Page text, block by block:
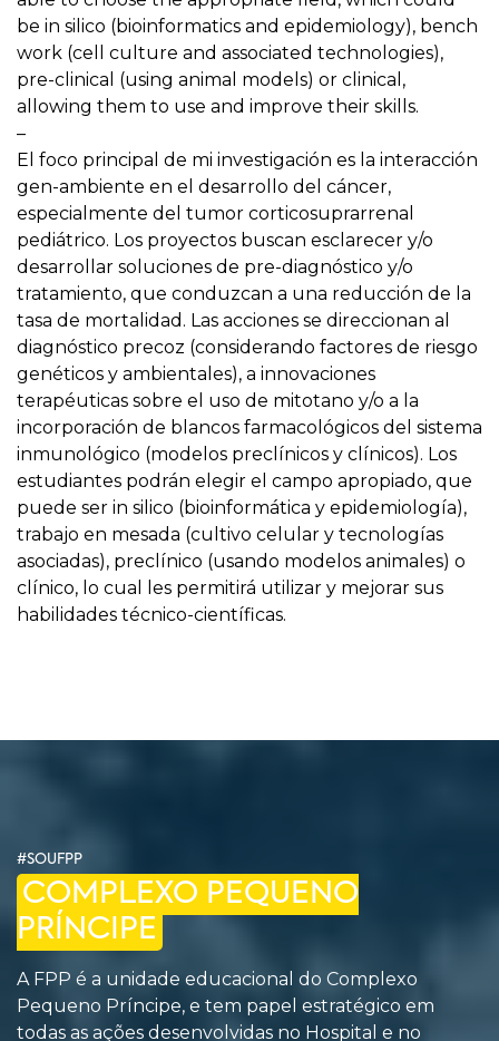
be in silico (bioinformatics and epidemiology), bench
work (cell culture and associated technologies),
pre-clinical (using animal models) or clinical,
allowing them to use and improve their skills.
–
El foco principal de mi investigación es la interacción
gen-ambiente en el desarrollo del cáncer,
especialmente del tumor corticosuprarrenal
pediátrico. Los proyectos buscan esclarecer y/o
desarrollar soluciones de pre-diagnóstico y/o
tratamiento, que conduzcan a una reducción de la
tasa de mortalidad. Las acciones se direccionan al
diagnóstico precoz (considerando factores de riesgo
genéticos y ambientales), a innovaciones
terapéuticas sobre el uso de mitotano y/o a la
incorporación de blancos farmacológicos del sistema
inmunológico (modelos preclínicos y clínicos). Los
estudiantes podrán elegir el campo apropiado, que
puede ser in silico (bioinformática y epidemiología),
trabajo en mesada (cultivo celular y tecnologías
asociadas), preclínico (usando modelos animales) o
clínico, lo cual les permitirá utilizar y mejorar sus
habilidades técnico-científicas.
#SOUFPP
COMPLEXO PEQUENO
PRÍNCIPE
A FPP é a unidade educacional do Complexo
Pequeno Príncipe, e tem papel estratégico em
todas as ações desenvolvidas no Hospital e no